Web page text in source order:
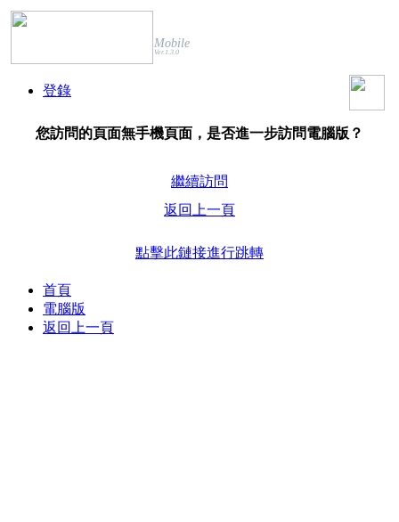
Mobile
Ver.1.3.0
登錄
您訪問的頁面無手機頁面，是否進一步訪問電腦版？
繼續訪問
返回上一頁
點擊此鏈接進行跳轉
首頁
電腦版
返回上一頁